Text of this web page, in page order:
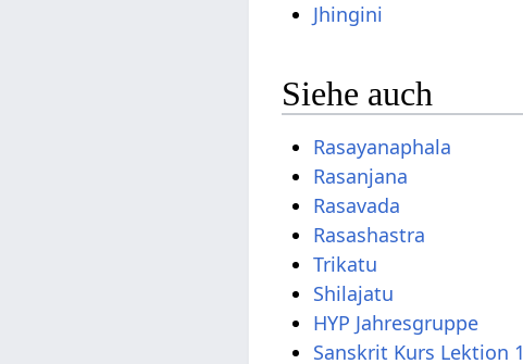
Jhingini
Siehe auch
Rasayanaphala
Rasanjana
Rasavada
Rasashastra
Trikatu
Shilajatu
HYP Jahresgruppe
Sanskrit Kurs Lektion 1